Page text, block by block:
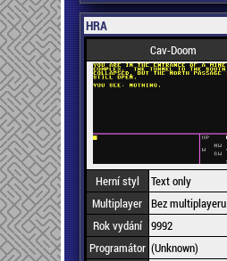
HRA
Cav-Doom
Herní styl
Text only
Multiplayer Bez multiplayeru
Rok vydání 9992
Programátor (Unknown)